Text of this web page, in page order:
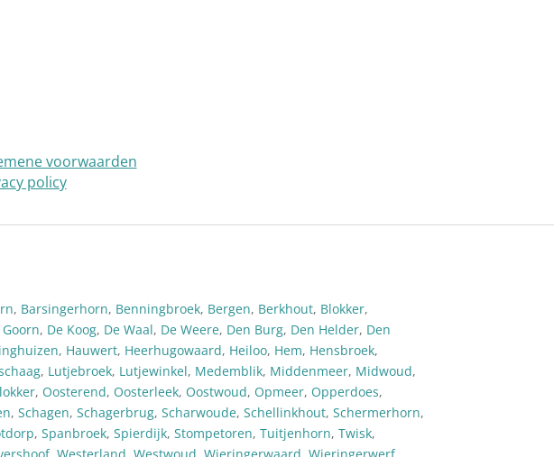
voorwaarden
policy
, Barsingerhorn, Benningbroek, Bergen, Berkhout, Blokker,
Goorn, De Koog, De Waal, De Weere, Den Burg, Den Helder, Den
, Hauwert, Heerhugowaard, Heiloo, Hem, Hensbroek,
, Lutjebroek, Lutjewinkel, Medemblik, Middenmeer, Midwoud,
, Oosterend, Oosterleek, Oostwoud, Opmeer, Opperdoes,
,Schagen,Schagerbrug,Scharwoude,Schellinkhout,Schermerhorn,
,Spanbroek,Spierdijk,Stompetoren,Tuitjenhorn,Twisk,